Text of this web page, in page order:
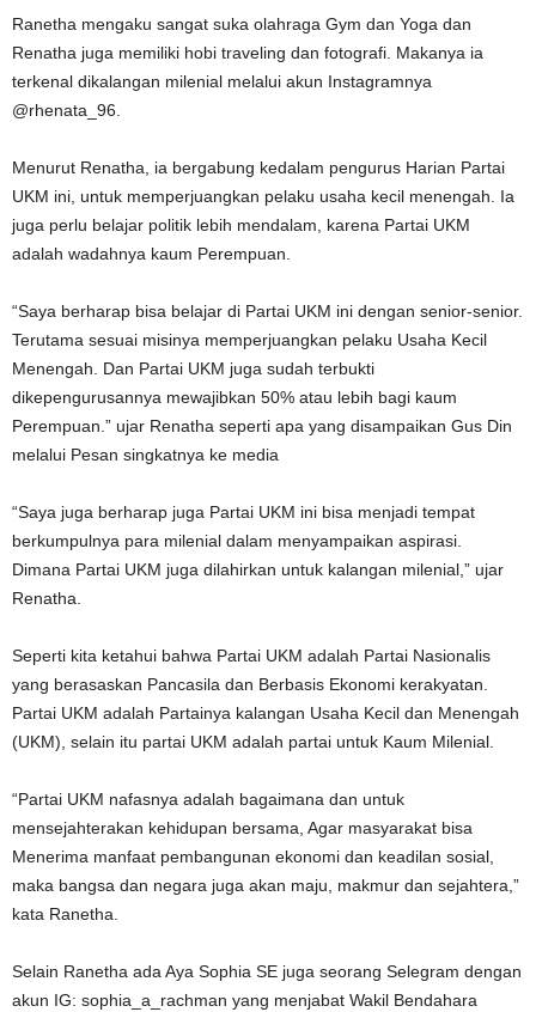
Ranetha mengaku sangat suka olahraga Gym dan Yoga dan
Renatha juga memiliki hobi traveling dan fotografi. Makanya ia
terkenal dikalangan milenial melalui akun Instagramnya
@rhenata_96.
Menurut Renatha, ia bergabung kedalam pengurus Harian Partai
UKM ini, untuk memperjuangkan pelaku usaha kecil menengah. Ia
juga perlu belajar politik lebih mendalam, karena Partai UKM
adalah wadahnya kaum Perempuan.
“Saya berharap bisa belajar di Partai UKM ini dengan senior-senior.
Terutama sesuai misinya memperjuangkan pelaku Usaha Kecil
Menengah. Dan Partai UKM juga sudah terbukti
dikepengurusannya mewajibkan 50% atau lebih bagi kaum
Perempuan.” ujar Renatha seperti apa yang disampaikan Gus Din
melalui Pesan singkatnya ke media
“Saya juga berharap juga Partai UKM ini bisa menjadi tempat
berkumpulnya para milenial dalam menyampaikan aspirasi.
Dimana Partai UKM juga dilahirkan untuk kalangan milenial,” ujar
Renatha.
Seperti kita ketahui bahwa Partai UKM adalah Partai Nasionalis
yang berasaskan Pancasila dan Berbasis Ekonomi kerakyatan.
Partai UKM adalah Partainya kalangan Usaha Kecil dan Menengah
(UKM), selain itu partai UKM adalah partai untuk Kaum Milenial.
“Partai UKM nafasnya adalah bagaimana dan untuk
mensejahterakan kehidupan bersama, Agar masyarakat bisa
Menerima manfaat pembangunan ekonomi dan keadilan sosial,
maka bangsa dan negara juga akan maju, makmur dan sejahtera,”
kata Ranetha.
Selain Ranetha ada Aya Sophia SE juga seorang Selegram dengan
akun IG: sophia_a_rachman yang menjabat Wakil Bendahara